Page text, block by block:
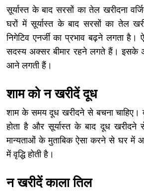
सूर्यास्त के बाद सरसों का तेल खरीदना
घरों में सूर्यास्त के बाद सरसों का तेल
निगेटिव एनर्जी का प्रभाव बढ़ने लगता
सदस्य अक्सर बीमार रहने लगते हैं। इसके
आने लगती हैं।
शाम को न खरीदें दूध
शाम के समय दूध खरीदने से बचना
होता है और सूर्यास्त के बाद दूध खरीदने से
मान्यताओं के मुताबिक ऐसा करने से घर में
में वृद्धि होती है।
न खरीदें काला तिल